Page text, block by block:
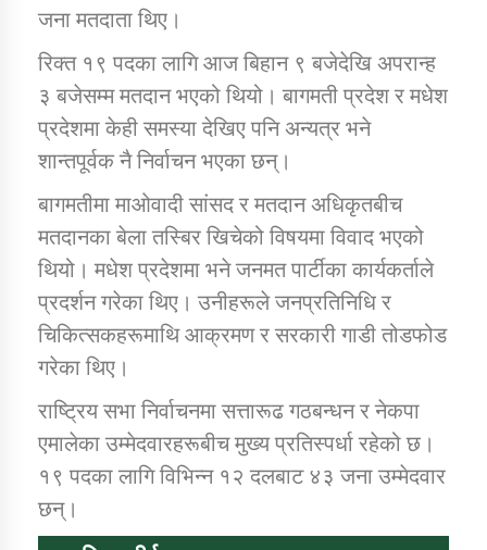
कार्यक्रम कार्यान्वयन एकाई जुम्लाको सुचना
कर्णाली प्राविधि शिक्षालय जुम्लाको सुचना
जना मतदाता थिए।
रिक्त १९ पदका लागि आज बिहान ९ बजेदेखि अपरान्ह
३ बजेसम्म मतदान भएको थियो। बागमती प्रदेश र मधेश
प्रदेशमा केही समस्या देखिए पनि अन्यत्र भने
शान्तपूर्वक नै निर्वाचन भएका छन्।
बागमतीमा माओवादी सांसद र मतदान अधिकृतबीच
मतदानका बेला तस्बिर खिचेको विषयमा विवाद भएको
थियो। मधेश प्रदेशमा भने जनमत पार्टीका कार्यकर्ताले
प्रदर्शन गरेका थिए। उनीहरूले जनप्रतिनिधि र
चिकित्सकहरूमाथि आक्रमण र सरकारी गाडी तोडफोड
गरेका थिए।
राष्ट्रिय सभा निर्वाचनमा सत्तारूढ गठबन्धन र नेकपा
एमालेका उम्मेदवारहरूबीच मुख्य प्रतिस्पर्धा रहेको छ।
१९ पदका लागि विभिन्न १२ दलबाट ४३ जना उम्मेदवार
छन्।